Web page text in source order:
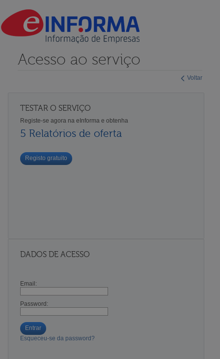
Voltar
Acesso ao serviço
TESTAR O SERVIÇO
Registe-se agora na eInforma e obtenha
5 Relatórios de oferta
Registo gratuito
DADOS DE ACESSO
Email:
Password:
Entrar
Esqueceu-se da password?